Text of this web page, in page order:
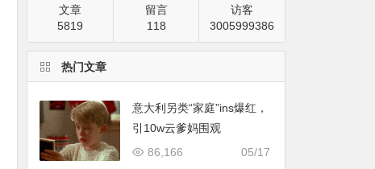
文章
5819
留言
118
访客
3005999386
热门文章
意大利另类“家庭”ins爆红，
引10w云爹妈围观
05/17
86,166